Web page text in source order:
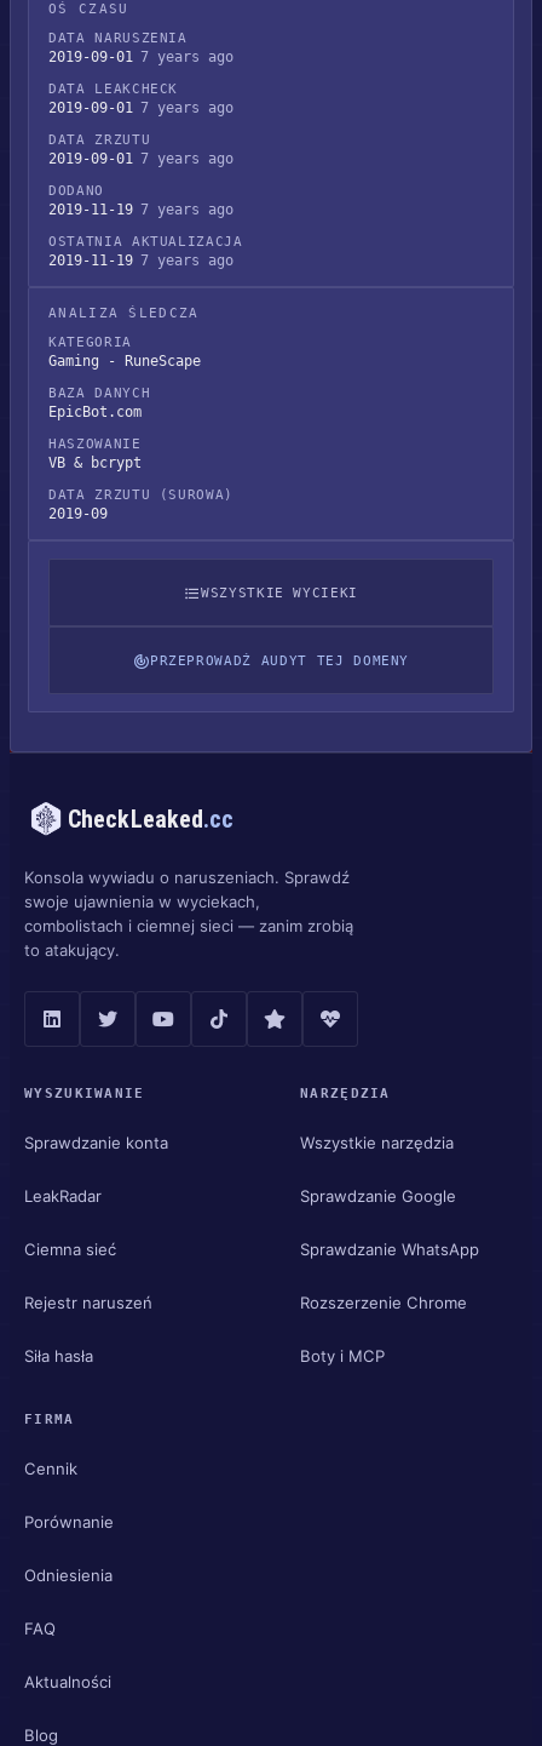
OŚ CZASU
DATA NARUSZENIA
2019-09-01 7 years ago
DATA LEAKCHECK
2019-09-01 7 years ago
DATA ZRZUTU
2019-09-01 7 years ago
DODANO
2019-11-19 7 years ago
OSTATNIA AKTUALIZACJA
2019-11-19 7 years ago
ANALIZA ŚLEDCZA
KATEGORIA
Gaming - RuneScape
BAZA DANYCH
EpicBot.com
HASZOWANIE
VB & bcrypt
DATA ZRZUTU (SUROWA)
2019-09
WSZYSTKIE WYCIEKI
PRZEPROWADŹ AUDYT TEJ DOMENY
CheckLeaked.cc
Konsola wywiadu o naruszeniach. Sprawdź
swoje ujawnienia w wyciekach,
combolistach i ciemnej sieci — zanim zrobią
to atakujący.
WYSZUKIWANIE
Sprawdzanie konta
LeakRadar
Ciemna sieć
Rejestr naruszeń
Siła hasła
NARZĘDZIA
Wszystkie narzędzia
Sprawdzanie Google
Sprawdzanie WhatsApp
Rozszerzenie Chrome
Boty i MCP
FIRMA
Cennik
Porównanie
Odniesienia
FAQ
Aktualności
Blog